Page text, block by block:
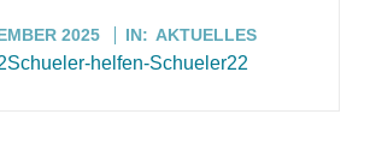
2025 IN: AKTUELLES
helfen-Schueler22